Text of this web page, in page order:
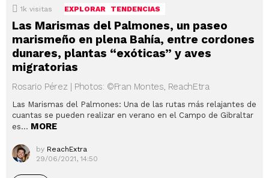
1k visitas EXPLORAR TENDENCIAS
Las Marismas del Palmones, un paseo
marismeño en plena Bahía, entre cordones
dunares, plantas “exóticas” y aves
migratorias
Rosario Pérez | Photos: ©Fran Montes, ReachEtra
Las Marismas del Palmones: Una de las rutas más relajantes de
cuantas se pueden realizar en verano en el Campo de Gibraltar
es… MORE
by ReachExtra
29/06/2021, 14:50